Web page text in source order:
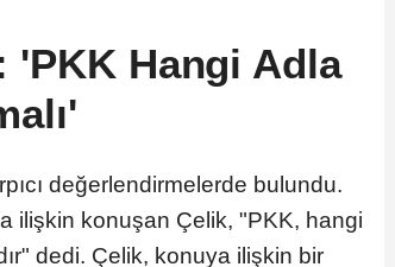
'PKK Hangi Adla
değerlendirmelerde bulundu.
ilişkin konuşan Çelik, "PKK, hangi
dedi. Çelik, konuya ilişkin bir